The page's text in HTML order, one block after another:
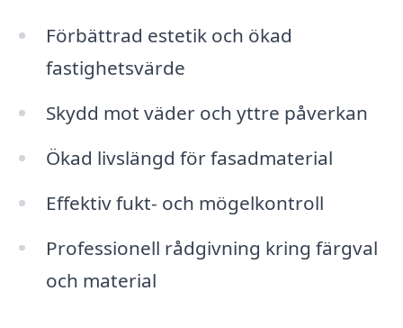
Förbättrad estetik och ökad
fastighetsvärde
Skydd mot väder och yttre påverkan
Ökad livslängd för fasadmaterial
Effektiv fukt- och mögelkontroll
Professionell rådgivning kring färgval
och material